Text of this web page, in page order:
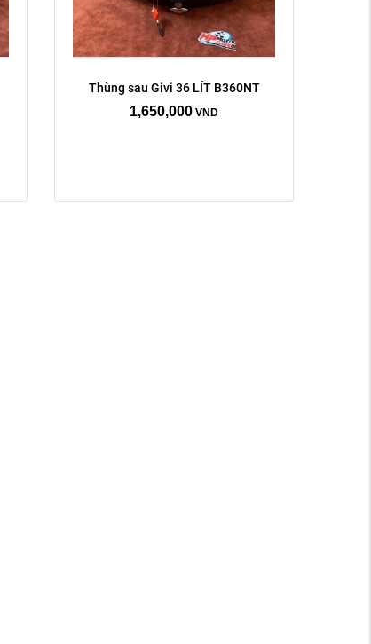
Thùng sau Givi 36 LÍT B360NT
1,650,000 VND